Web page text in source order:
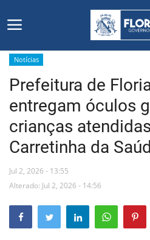
Início
Editais
Floriano
Secretarias e Órgãos
Mural de Licitações
Notícias
Prefeitura de
entregam óculos
crianças
Carretinha da
Jul 2, 2026 - 13:55
Alterado: Jul 2, 2026 - 14:56